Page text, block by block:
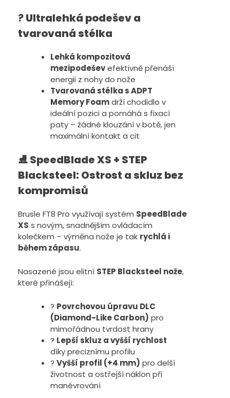
?Ultralehká podešev a
tvarovaná stélka
Lehká kompozitová
mezipodeševefektivně přenáší
energii z nohy do nože
Tvarovaná stélka s ADPT
Memory Foamdrží chodidlo v
ideální pozici a pomáhá s fixací
paty – žádné klouzání v botě, jen
maximální kontakt a cit
⛸️SpeedBlade XS + STEP
Blacksteel: Ostrost a skluz bez
kompromisů
Brusle FT8 Pro využívají systém SpeedBlade
XS s novým, snadnějším ovládacím
kolečkem – výměna nože je tak rychlá i
během zápasu.
Nasazené jsou elitní STEP Blacksteel nože,
které přinášejí:
? Povrchovou úpravu DLC
(Diamond-Like Carbon) pro
mimořádnou tvrdost hrany
? Lepší skluz a vyšší rychlost
díky preciznímu profilu
? Vyšší profil (+4 mm) pro delší
životnost a ostřejší náklon při
manévrování